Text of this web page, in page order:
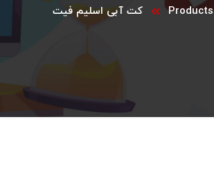
Products کت آبی اسلیم فیت